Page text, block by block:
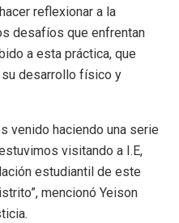
reflexionar a la
desafíos que enfrentan
a esta práctica, que
desarrollo físico y
venido haciendo una serie
visitando a I.E,
estudiantil de este
mencionó Yeison